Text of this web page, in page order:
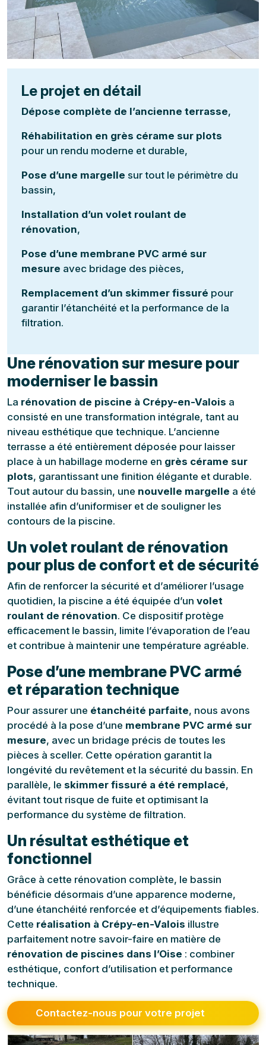
Le projet en détail
Dépose complète de l’ancienne terrasse,
Réhabilitation en grès cérame sur plots
pour un rendu moderne et durable,
Pose d’une margelle sur tout le périmètre du
bassin,
Installation d’un volet roulant de
rénovation,
Pose d’une membrane PVC armé sur
mesure avec bridage des pièces,
Remplacement d’un skimmer fissuré pour
garantir l’étanchéité et la performance de la
filtration.
Une rénovation sur mesure pour
moderniser le bassin
La rénovation de piscine à Crépy-en-Valois a
consisté en une transformation intégrale, tant au
niveau esthétique que technique. L’ancienne
terrasse a été entièrement déposée pour laisser
place à un habillage moderne en grès cérame sur
plots, garantissant une finition élégante et durable.
Tout autour du bassin, une nouvelle margelle a été
installée afin d’uniformiser et de souligner les
contours de la piscine.
Un volet roulant de rénovation
pour plus de confort et de sécurité
Afin de renforcer la sécurité et d’améliorer l’usage
quotidien, la piscine a été équipée d’un volet
roulant de rénovation. Ce dispositif protège
efficacement le bassin, limite l’évaporation de l’eau
et contribue à maintenir une température agréable.
Pose d’une membrane PVC armé
et réparation technique
Pour assurer une étanchéité parfaite, nous avons
procédé à la pose d’une membrane PVC armé sur
mesure, avec un bridage précis de toutes les
pièces à sceller. Cette opération garantit la
longévité du revêtement et la sécurité du bassin. En
parallèle, le skimmer fissuré a été remplacé,
évitant tout risque de fuite et optimisant la
performance du système de filtration.
Un résultat esthétique et
fonctionnel
Grâce à cette rénovation complète, le bassin
bénéficie désormais d’une apparence moderne,
d’une étanchéité renforcée et d’équipements fiables.
Cette réalisation à Crépy-en-Valois illustre
parfaitement notre savoir-faire en matière de
rénovation de piscines dans l’Oise : combiner
esthétique, confort d’utilisation et performance
technique.
Contactez-nous pour votre projet